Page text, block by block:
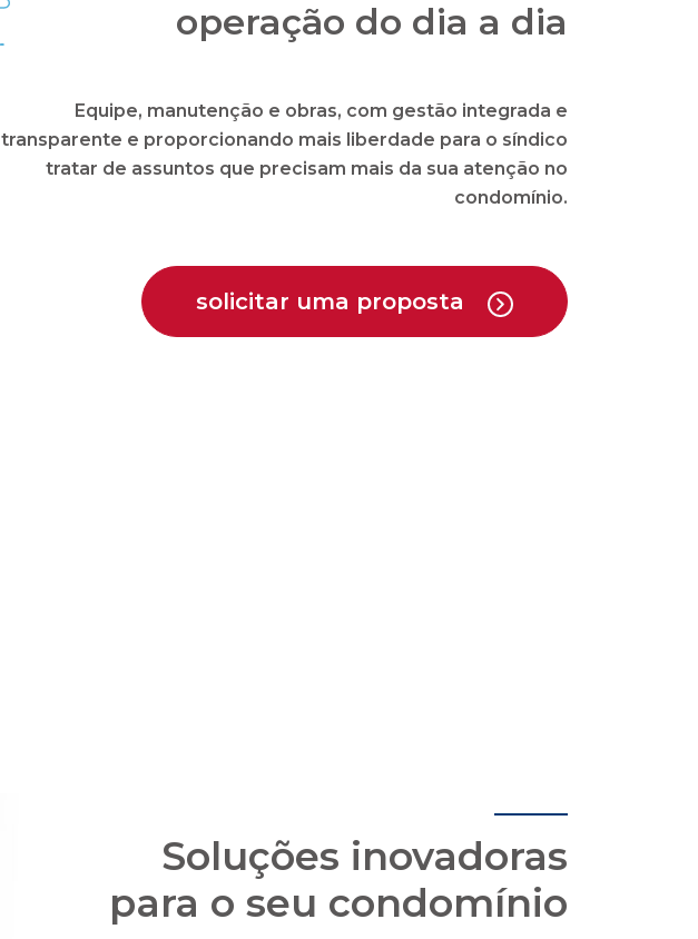
operação do dia a dia
Equipe, manutenção e obras, com gestão integrada e
transparente e proporcionando mais liberdade para o síndico
tratar de assuntos que precisam mais da sua atenção no
condomínio.
solicitar uma proposta
Soluções inovadoras
para o seu condomínio